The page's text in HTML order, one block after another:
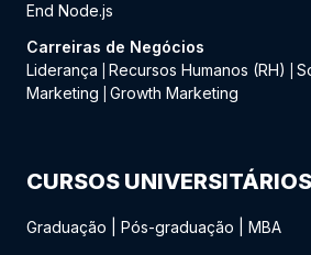
End Node.js
Carreiras de Negócios
Liderança
Recursos Humanos (RH)
Marketing
Growth Marketing
CURSOS
Graduação Pós-graduação MBA